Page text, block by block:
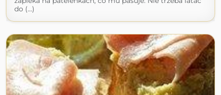
do (...)